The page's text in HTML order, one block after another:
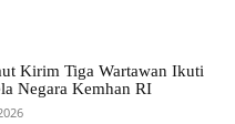
Kirim Tiga Wartawan Ikuti
Negara Kemhan RI